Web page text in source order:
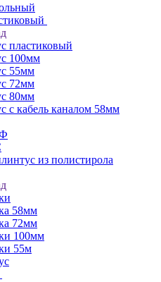
пластиковый
100мм
55мм
72мм
80мм
с кабель каналом 58мм
из полистирола
58мм
72мм
100мм
55м